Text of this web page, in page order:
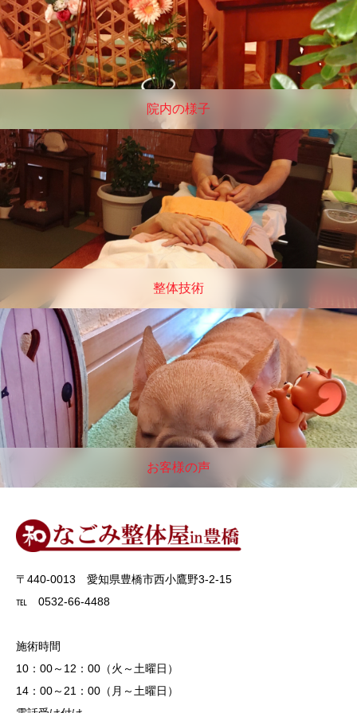
院内の様子
整体技術
お客様の声
〒440-0013 愛知県豊橋市西小鷹野3-2-15
℡ 0532-66-4488
施術時間
10：00～12：00（火～土曜日）
14：00～21：00（月～土曜日）